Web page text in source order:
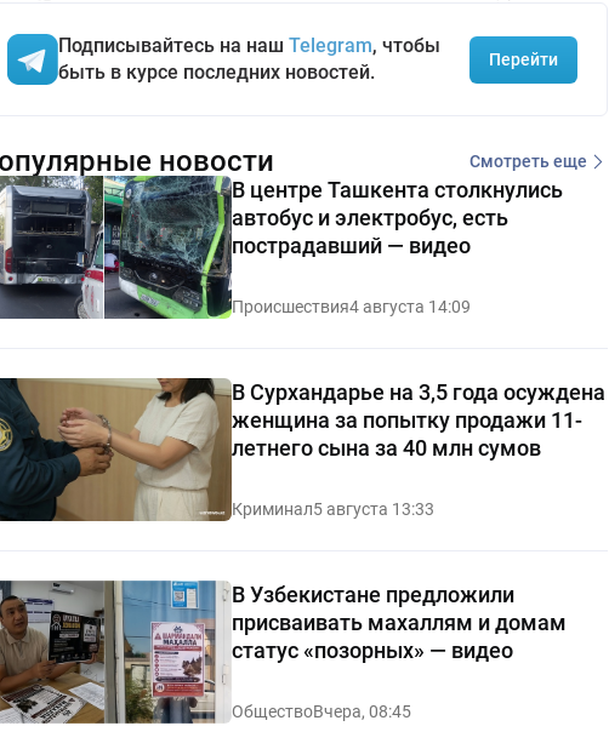
Подписывайтесь на наш Telegram, чтобы
быть в курсе последних новостей.
Перейти
новости Смотреть еще
В центре Ташкента столкнулись
автобус и электробус, есть
пострадавший — видео
Происшествия4 августа 14:09
В Сурхандарье на 3,5 года осуждена
женщина за попытку продажи 11-
летнего сына за 40 млн сумов
Криминал5 августа 13:33
В Узбекистане предложили
присваивать махаллям и домам
статус «позорных» — видео
ОбществоВчера, 08:45